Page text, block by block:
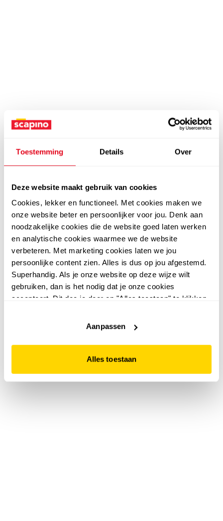
Toestemming Details Over
Deze website maakt gebruik van cookies
Cookies, lekker en functioneel. Met cookies maken we
onze website beter en persoonlijker voor jou. Denk aan
noodzakelijke cookies die de website goed laten werken
en analytische cookies waarmee we de website
verbeteren. Met marketing cookies laten we jou
persoonlijke content zien. Alles is dus op jou afgestemd.
Superhandig. Als je onze website op deze wijze wilt
gebruiken, dan is het nodig dat je onze cookies
accepteert. Dit doe je door op "Alles toestaan" te klikken.
website niet optimaal functioneert.
Aanpassen
Alles toestaan